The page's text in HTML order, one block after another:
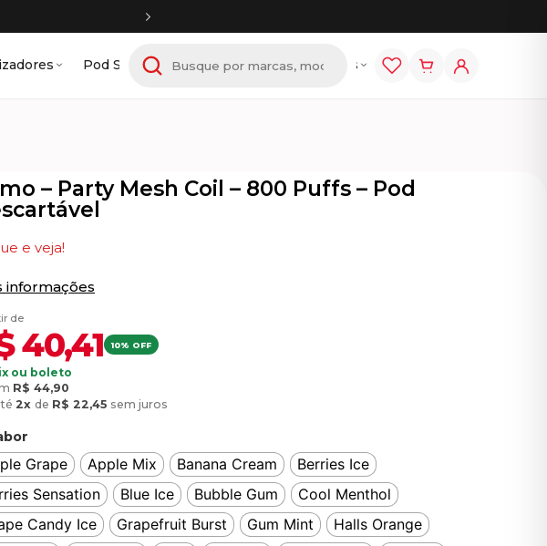
Pod System E-líquidos Acessórios
– Party Mesh Coil – 800 Puffs – Pod
e veja!
informações
de
40,41 10% OFF
ou boleto
R$ 44,90
2x de R$ 22,45 sem juros
Grape Apple Mix Banana Cream
Berries Ice
Sensation
Blue Ice Bubble Gum
Cool Menthol
Candy Ice
Grapefruit Burst Gum Mint
Halls Orange